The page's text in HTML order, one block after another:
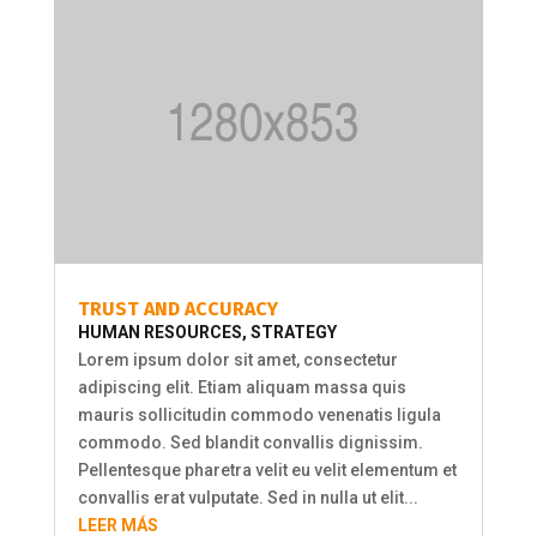
TRUST AND ACCURACY
HUMAN RESOURCES, STRATEGY
Lorem ipsum dolor sit amet, consectetur
adipiscing elit. Etiam aliquam massa quis
mauris sollicitudin commodo venenatis ligula
commodo. Sed blandit convallis dignissim.
Pellentesque pharetra velit eu velit elementum et
convallis erat vulputate. Sed in nulla ut elit...
LEER MÁS